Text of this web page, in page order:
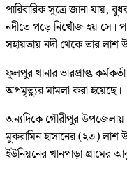
পারিবারিক সূত্রে জানা যায়,
নদীতে পড়ে নিখোঁজ হয় সে।
সহায়তায় নদী থেকে তার লাশ
ফুলপুর থানার ভারপ্রাপ্ত
অপমৃত্যুর মামলা করা হয়েছে।
অন্যদিকে গৌরীপুর উপজেলায়
মুকরামিন হাসানের (২৩) লাশ
ইউনিয়নের খানপাড়া গ্রামের